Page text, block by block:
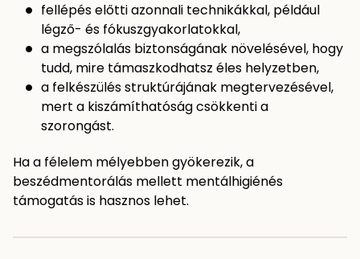
fellépés előtti azonnali technikákkal, például
légző- és fókuszgyakorlatokkal,
a megszólalás biztonságának növelésével, hogy
tudd, mire támaszkodhatsz éles helyzetben,
a felkészülés struktúrájának megtervezésével,
mert a kiszámíthatóság csökkenti a
szorongást.
Ha a félelem mélyebben gyökerezik, a
beszédmentorálás mellett mentálhigiénés
támogatás is hasznos lehet.